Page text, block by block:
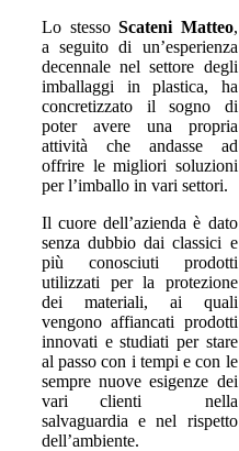
Lo stessoScateni Matteo,
a seguito di un’esperienza
decennale nel settore degli
imballaggi in plastica, ha
concretizzato il sogno di
poter avere una propria
attività che andasse ad
offrire le migliori soluzioni
per l’imballo in vari settori.
Il cuore dell’azienda è dato
senza dubbio dai classici e
più conosciuti prodotti
utilizzati per la protezione
dei materiali, ai quali
vengono affiancati prodotti
innovati e studiati per stare
al passo con i tempi e con le
sempre nuove esigenze dei
vari clienti nella
salvaguardia e nel rispetto
dell’ambiente.